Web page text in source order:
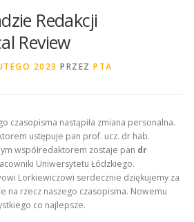
Redakcji
Review
2023 PRZEZ PTA
czasopisma nastąpiła zmiana personalna.
ustępuje pan prof. ucz. dr hab.
współredaktorem zostaje pan dr
Uniwersytetu Łódzkiego.
Lorkiewiczowi serdecznie dziękujemy za
na rzecz naszego czasopisma. Nowemu
co najlepsze.